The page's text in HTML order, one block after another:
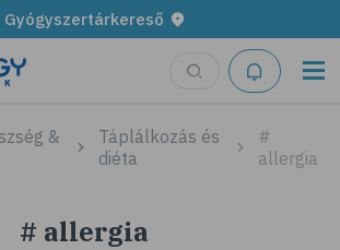
Gyógyszertárkereső
&
Táplálkozás és
diéta
#
allergia
# allergia